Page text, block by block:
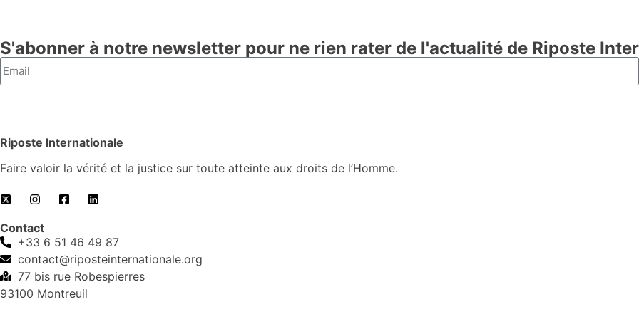
S'abonner à notre newsletter pour ne rien rater de l'actualité de Riposte
Riposte Internationale
Faire valoir la vérité et la justice sur toute atteinte aux droits de l’Homme.
Contact
+33 6 51 46 49 87
contact@riposteinternationale.org
77 bis rue Robespierres
93100 Montreuil